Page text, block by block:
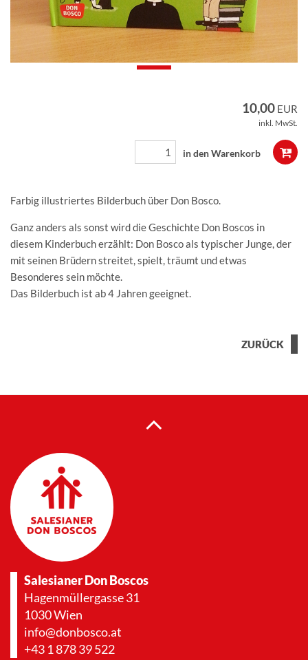
10,00 EUR
inkl. MwSt.
Farbig illustriertes Bilderbuch über Don Bosco.
Ganz anders als sonst wird die Geschichte Don Boscos in
diesem Kinderbuch erzählt: Don Bosco als typischer Junge, der
mit seinen Brüdern streitet, spielt, träumt und etwas
Besonderes sein möchte.
Das Bilderbuch ist ab 4 Jahren geeignet.
ZURÜCK
Salesianer Don Boscos
Hagenmüllergasse 31
1030 Wien
info@donbosco.at
+43 1 878 39 522